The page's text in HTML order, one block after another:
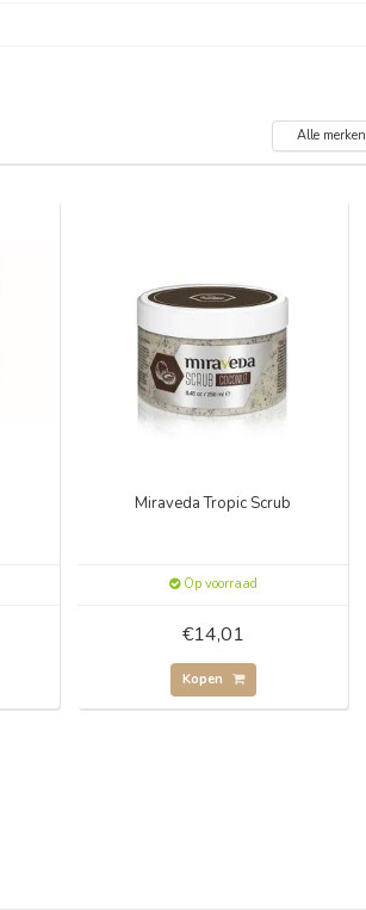
Alle merken
Miraveda Tropic Scrub
Op voorraad
€14,01
Kopen